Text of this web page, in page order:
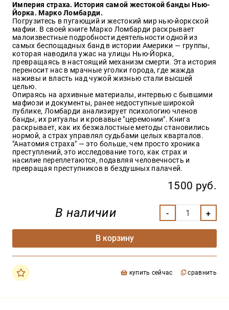
Империя страха. История самой жестокой банды Нью-
Йорка. Марко Ломбарди.
Погрузитесь в пугающий и жестокий мир нью-йоркской
мафии. В своей книге Марко Ломбарди раскрывает
малоизвестные подробности деятельности одной из
самых беспощадных банд в истории Америки — группы,
которая наводила ужас на улицы Нью-Йорка,
превращаясь в настоящий механизм смерти. Эта история
переносит нас в мрачные уголки города, где жажда
наживы и власть над чужой жизнью стали высшей
целью.
Опираясь на архивные материалы, интервью с бывшими
мафиози и документы, ранее недоступные широкой
публике, Ломбарди анализирует психологию членов
банды, их ритуалы и кровавые "церемонии". Книга
раскрывает, как их безжалостные методы становились
нормой, а страх управлял судьбами целых кварталов.
"Анатомия страха" — это больше, чем просто хроника
преступлений, это исследование того, как страх и
насилие переплетаются, подавляя человечность и
превращая преступников в бездушных палачей.
1500 руб.
В наличии
В корзину
купить сейчас сравнить
Оптовикам
Авторам
Контакты
Мероприятия
+7(499)
350-17-
79
Москва
pochta@den-
magazin.ru